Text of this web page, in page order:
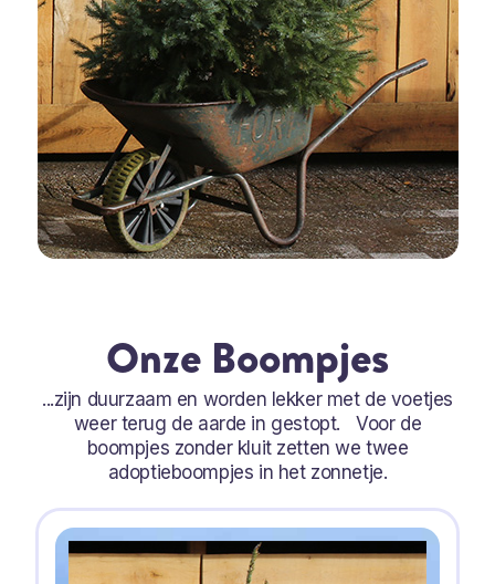
Onze Boompjes
...zijn duurzaam en worden lekker met de voetjes
weer terug de aarde in gestopt. Voor de
boompjes zonder kluit zetten we twee
adoptieboompjes in het zonnetje.